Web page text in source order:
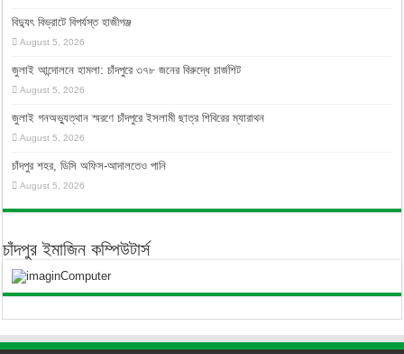
বিদ্যুৎ বিভ্রাটে বিপর্যস্ত হাজীগঞ্জ
August 5, 2026
জুলাই আন্দোলনে হামলা: চাঁদপুরে ৩৭৮ জনের বিরুদ্ধে চার্জশিট
August 5, 2026
জুলাই গনঅভ্যুত্থান স্মরণে চাঁদপুরে ইসলামী ছাত্র শিবিরের ম্যারাথন
August 5, 2026
চাঁদপুর শহর, ডিসি অফিস-আদালতেও পানি
August 5, 2026
চাঁদপুর ইমাজিন কম্পিউটার্স